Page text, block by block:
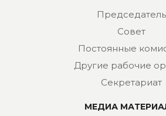
Председатель
Совет
Постоянные
Другие рабочие
Секретариат
МЕДИА